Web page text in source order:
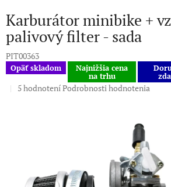
Karburátor minibike +
palivový filter - sada
PIT00363
Opäť skladom Najnižšia cena
na trhu
Priemerné
5 hodnoteníPodrobnosti hodnotenia